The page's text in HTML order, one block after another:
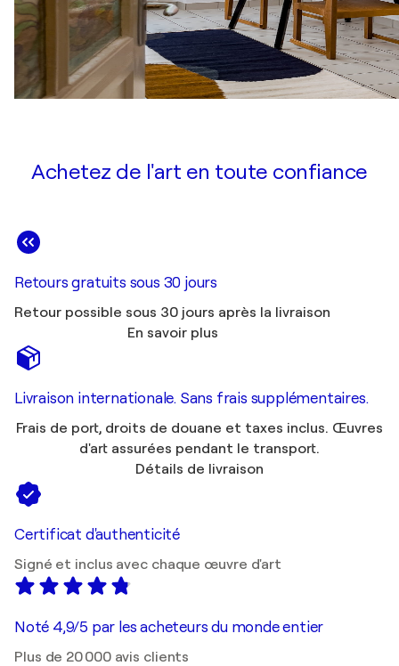
Achetez de l'art en toute confiance
Retours gratuits sous 30 jours
Retour possible sous 30 jours après la livraison
En savoir plus
Livraison internationale. Sans frais supplémentaires.
Frais de port, droits de douane et taxes inclus. Œuvres
d'art assurées pendant le transport.
Détails de livraison
Certificat d'authenticité
Signé et inclus avec chaque œuvre d'art
Noté 4,9/5 par les acheteurs du monde entier
Plus de 20 000 avis clients